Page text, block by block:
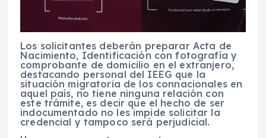
Los solicitantes deberán preparar Acta de
Nacimiento, Identificación con fotografía y
comprobante de domicilio en el extranjero,
destacando personal del IEEG que la
situación migratoria de los connacionales en
aquel país, no tiene ninguna relación con
este trámite, es decir que el hecho de ser
indocumentado no les impide solicitar la
credencial y tampoco será perjudicial.